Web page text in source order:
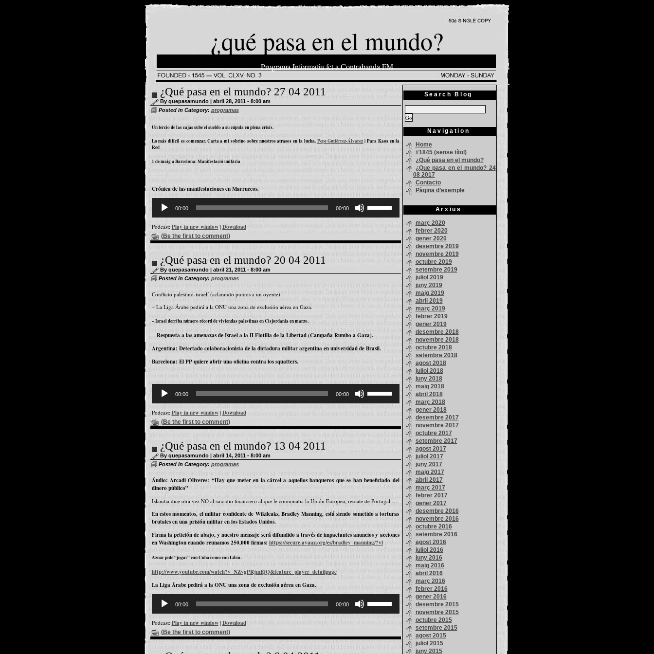
¿qué pasa en el mundo?
Programa Informatiu fet a Contrabanda FM
¿Qué pasa en el mundo? 27 04 2011
By quepasamundo | abril 28, 2011 - 8:00 am
Posted in Category: programas
Un tercio de las cajas sube el sueldo a su cúpula en plena crisis.
Lo más difícil es comenzar. Carta a mi sobrino sobre nuestros atrasos en la lucha. Pepe Gutiérrez-Álvarez | Para Kaos en la
Red
1 de maig a Barcelona: Manifestació unitària
Crónica de las manifestaciones en Marruecos.
d'àudio
00:00 00:00
servir
tecles
amunt/cap
Podcast: Play in new window| Download
(Be the first to comment)
¿Qué pasa en el mundo? 20 04 2011
By quepasamundo | abril 21, 2011 - 8:00 am
Posted in Category: programas
Conflicto palestino-israelí (aclarando puntos a un oyente):
– La Liga Árabe pedirá a la ONU una zona de exclusión aérea en Gaza.
– Israel derriba número récord de viviendas palestinas en Cisjordania en marzo.
– Respuesta a las amenazas de Israel a la II Flotilla de la Libertad (Campaña Rumbo a Gaza).
Argentina: Detectado colaboracionista de la dictadura militar argentina en universidad de Brasil.
Barcelona: El PP quiere abrir una oficina contra los squatters.
d'àudio
00:00 00:00
servir
tecles
amunt/cap
Podcast: Play in new window| Download
(Be the first to comment)
¿Qué pasa en el mundo? 13 04 2011
By quepasamundo | abril 14, 2011 - 8:00 am
Posted in Category: programas
Áudio: Arcadi Oliveres: “Hay que meter en la cárcel a aquellos banqueros que se han beneficiado del
dinero público”
Islandia dice otra vez NO al suicidio financiero al que le conminaba la Unión Europea; rescate de Portugal,…
En estos momentos, el militar confidente de Wikileaks, Bradley Manning, está siendo sometido a torturas
brutales en una prisión militar en los Estados Unidos.
Firma la petición de abajo, y nuestro mensaje será difundido a través de impactantes anuncios y acciones
en Washington cuando reunamos 250,000 firmas: https://secure.avaaz.org/es/bradley_manning/?vl
Aznar pide “jugar” con Cuba como con Libia.
http://www.youtube.com/watch?v=NZvgPRjmEjQ&feature=player_detailpage
La LigaÁrabe pedirá a la ONU una zona de exclusión aérea en Gaza.
d'àudio
00:00 00:00
servir
tecles
amunt/cap
Podcast: Play in new window| Download
(Be the first to comment)
Search Blog
Navigation
Home
#1845 (sense títol)
¿Qué pasa en el mundo?
¿Que pasa en el mundo? 24
08 2017
Contacto
Pàgina d’exemple
Arxius
març 2020
febrer 2020
gener 2020
desembre 2019
novembre 2019
octubre 2019
setembre 2019
juliol 2019
juny 2019
maig 2019
abril 2019
març 2019
febrer 2019
gener 2019
desembre 2018
novembre 2018
octubre 2018
setembre 2018
agost 2018
juliol 2018
juny 2018
maig 2018
abril 2018
març 2018
gener 2018
desembre 2017
novembre 2017
octubre 2017
setembre 2017
agost 2017
juliol 2017
juny 2017
maig 2017
abril 2017
març 2017
febrer 2017
gener 2017
desembre 2016
novembre 2016
octubre 2016
setembre 2016
agost 2016
juliol 2016
juny 2016
maig 2016
abril 2016
març 2016
febrer 2016
gener 2016
desembre 2015
novembre 2015
octubre 2015
setembre 2015
agost 2015
juliol 2015
juny 2015